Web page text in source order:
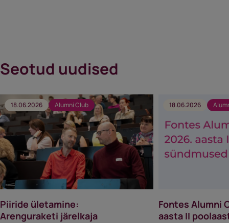
Seotud uudised
18.06.2026 Alumni Club
Piiride ületamine:
Arenguraketi järelkaja
18.06.2026
Fontes Alumni
aasta II